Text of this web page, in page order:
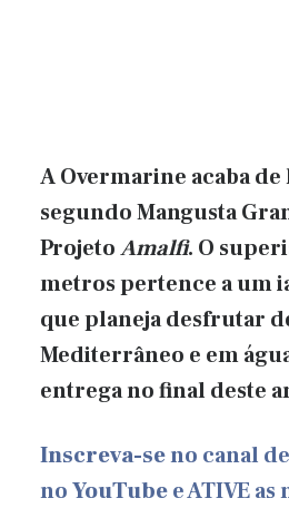
A Overmarine acaba
segundo Mangusta
ProjetoAmalfi. O
metros pertence a um
que planeja desfrutar
Mediterrâneo e em
entrega no final deste
Inscreva-seno canal
noYouTubee ATIVE